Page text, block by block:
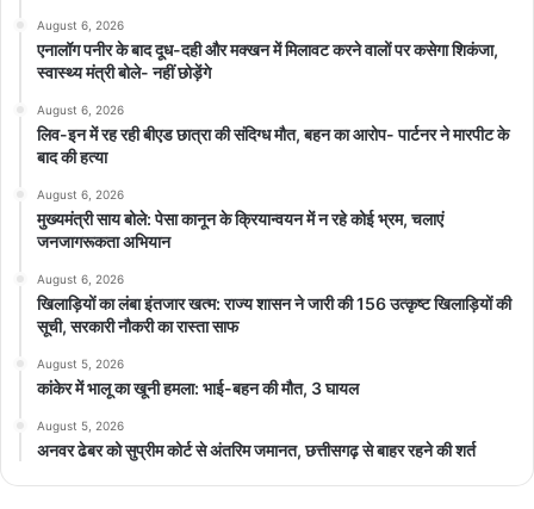
August 6, 2026
एनालॉग पनीर के बाद दूध-दही और मक्खन में मिलावट करने वालों पर कसेगा शिकंजा,
स्वास्थ्य मंत्री बोले- नहीं छोड़ेंगे
August 6, 2026
लिव-इन में रह रही बीएड छात्रा की संदिग्ध मौत, बहन का आरोप- पार्टनर ने मारपीट के
बाद की हत्या
August 6, 2026
मुख्यमंत्री साय बोले: पेसा कानून के क्रियान्वयन में न रहे कोई भ्रम, चलाएं
जनजागरूकता अभियान
August 6, 2026
खिलाड़ियों का लंबा इंतजार खत्म: राज्य शासन ने जारी की 156 उत्कृष्ट खिलाड़ियों की
सूची, सरकारी नौकरी का रास्ता साफ
August 5, 2026
कांकेर में भालू का खूनी हमला: भाई-बहन की मौत, 3 घायल
August 5, 2026
अनवर ढेबर को सुप्रीम कोर्ट से अंतरिम जमानत, छत्तीसगढ़ से बाहर रहने की शर्त